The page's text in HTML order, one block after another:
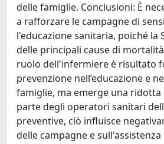
delle famiglie. Conclusioni: È
a rafforzare le campagne di
l'educazione sanitaria, poiché la
delle principali cause di
ruolo dell'infermiere è risultato
prevenzione nell’educazione e
famiglie, ma emerge una ridotta
parte degli operatori sanitari
preventive, ciò influisce
delle campagne e